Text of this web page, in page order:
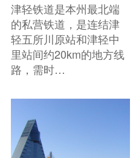
津轻铁道是本州最北端
的私营铁道，是连结津
轻五所川原站和津轻中
里站间约20km的地方线
路，需时…